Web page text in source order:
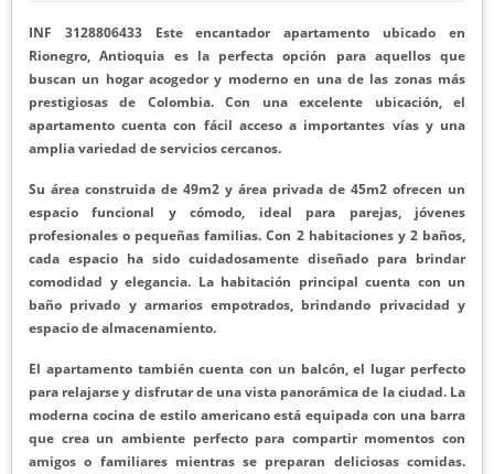
INF 3128806433 Este encantador apartamento ubicado en
Rionegro, Antioquia es la perfecta opción para aquellos que
buscan un hogar acogedor y moderno en una de las zonas más
prestigiosas de Colombia. Con una excelente ubicación, el
apartamento cuenta con fácil acceso a importantes vías y una
amplia variedad de servicios cercanos.
Su área construida de 49m2 y área privada de 45m2 ofrecen un
espacio funcional y cómodo, ideal para parejas, jóvenes
profesionales o pequeñas familias. Con 2 habitaciones y 2 baños,
cada espacio ha sido cuidadosamente diseñado para brindar
comodidad y elegancia. La habitación principal cuenta con un
baño privado y armarios empotrados, brindando privacidad y
espacio de almacenamiento.
El apartamento también cuenta con un balcón, el lugar perfecto
para relajarse y disfrutar de una vista panorámica de la ciudad. La
moderna cocina de estilo americano está equipada con una barra
que crea un ambiente perfecto para compartir momentos con
amigos o familiares mientras se preparan deliciosas comidas.